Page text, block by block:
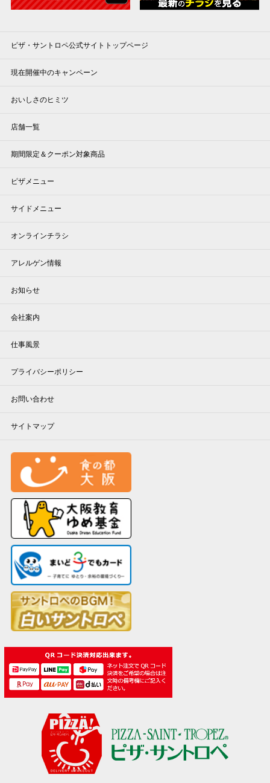
ピザ・サントロペ公式サイトトップページ
現在開催中のキャンペーン
おいしさのヒミツ
店舗一覧
期間限定＆クーポン対象商品
ピザメニュー
サイドメニュー
オンラインチラシ
アレルゲン情報
お知らせ
会社案内
仕事風景
プライバシーポリシー
お問い合わせ
サイトマップ